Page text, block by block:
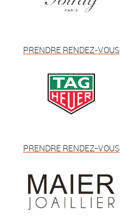
PRENDRE RENDEZ-VOUS
PRENDRE RENDEZ-VOUS